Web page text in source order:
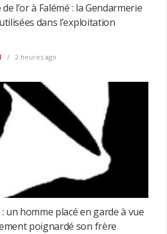
l’or à Falémé : la Gendarmerie
dans l’exploitation
2 heures ago
un homme placé en garde à vue
poignardé son frère